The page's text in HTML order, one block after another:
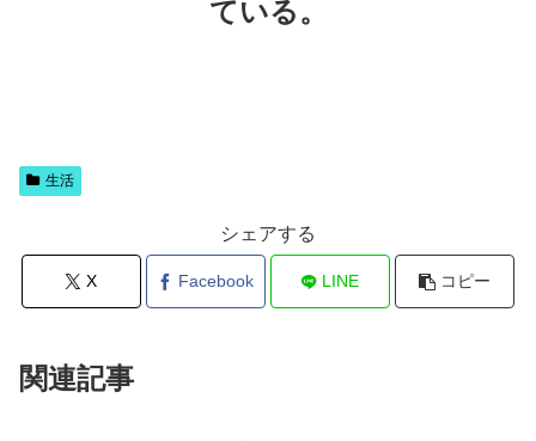
ている。
生活
シェアする
X Facebook LINE コピー
関連記事